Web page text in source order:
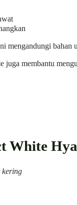
mengandungi bahan
juga membantu
White
kering